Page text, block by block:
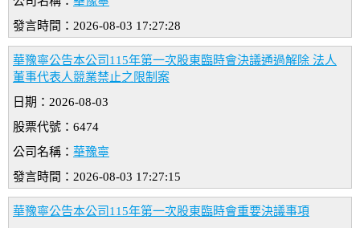
發言時間：2026-08-03 17:27:28
華豫寧公告本公司115年第一次股東臨時會決議通過解除 法人
董事代表人競業禁止之限制案
日期：2026-08-03
股票代號：6474
公司名稱： 華豫寧
發言時間：2026-08-03 17:27:15
華豫寧公告本公司115年第一次股東臨時會重要決議事項